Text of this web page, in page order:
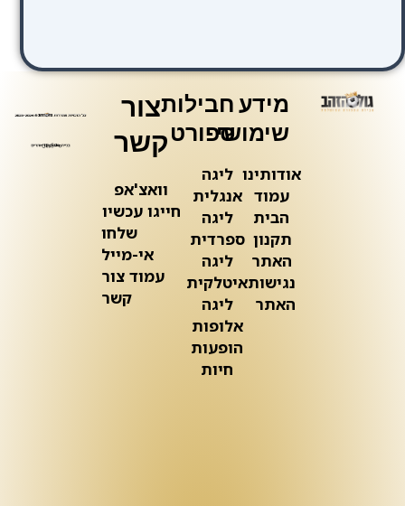
מידע
שימושי
אודותינו
עמוד
הבית
תקנון
האתר
נגישות
האתר
חבילות
ספורט
ליגה
אנגלית
ליגה
ספרדית
ליגה
איטלקית
ליגה
אלופות
הופעות
חיות
צור
קשר
וואצ'אפ
חייגו עכשיו
שלחו
אי-מייל
עמוד צור
קשר